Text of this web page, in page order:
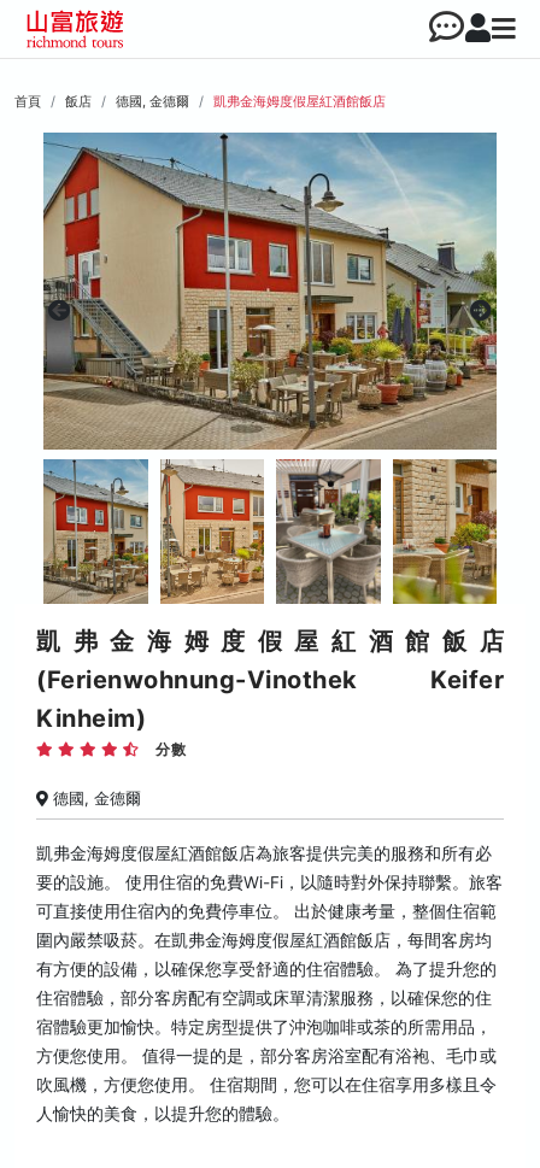
首頁 飯店 德國, 金德爾 凱弗金海姆度假屋紅酒館飯店
凱弗金海姆度假屋紅酒館飯店
(Ferienwohnung-Vinothek Keifer
Kinheim)
分數
德國, 金德爾
凱弗金海姆度假屋紅酒館飯店為旅客提供完美的服務和所有必
要的設施。 使用住宿的免費Wi-Fi，以隨時對外保持聯繫。旅客
可直接使用住宿內的免費停車位。 出於健康考量，整個住宿範
圍內嚴禁吸菸。在凱弗金海姆度假屋紅酒館飯店，每間客房均
有方便的設備，以確保您享受舒適的住宿體驗。 為了提升您的
住宿體驗，部分客房配有空調或床單清潔服務，以確保您的住
宿體驗更加愉快。特定房型提供了沖泡咖啡或茶的所需用品，
方便您使用。 值得一提的是，部分客房浴室配有浴袍、毛巾或
吹風機，方便您使用。 住宿期間，您可以在住宿享用多樣且令
人愉快的美食，以提升您的體驗。